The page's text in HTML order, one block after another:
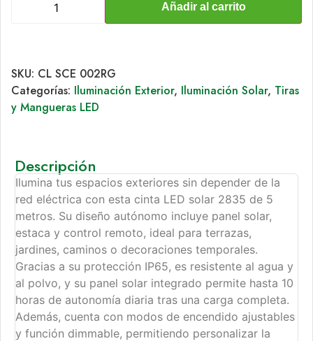
Añadir al carrito
SKU: CL SCE 002RG
Categorías: Iluminación Exterior, Iluminación Solar, Tiras
y Mangueras LED
Descripción
Ilumina tus espacios exteriores sin depender de la
red eléctrica con esta cinta LED solar 2835 de 5
metros. Su diseño autónomo incluye panel solar,
estaca y control remoto, ideal para terrazas,
jardines, caminos o decoraciones temporales.
Gracias a su protección IP65, es resistente al agua y
al polvo, y su panel solar integrado permite hasta 10
horas de autonomía diaria tras una carga completa.
Además, cuenta con modos de encendido ajustables
y función dimmable, permitiendo personalizar la